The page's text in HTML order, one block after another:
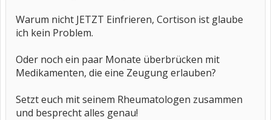
Warum nicht JETZT Einfrieren, Cortison ist glaube
ich kein Problem.
Oder noch ein paar Monate überbrücken mit
Medikamenten, die eine Zeugung erlauben?
Setzt euch mit seinem Rheumatologen zusammen
und besprecht alles genau!